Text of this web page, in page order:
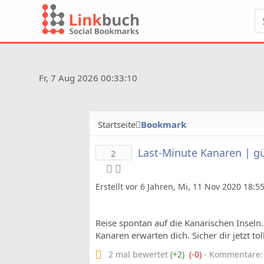
Fr, 7 Aug 2026 00:33:10
Startseite Bookmark
2 Last-Minute Kanaren |
Erstellt vor 6 Jahren, Mi, 11 Nov 2020
Reise spontan auf die Kanarischen
Kanaren erwarten dich. Sicher dir jetzt
2 mal bewertet (+2) (-0) -